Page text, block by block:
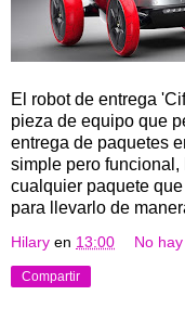
El robot de entrega
pieza de equipo que
entrega de paquetes
simple pero
cualquier paquete
para llevarlo de
Hilary en 13:00 No
Compartir